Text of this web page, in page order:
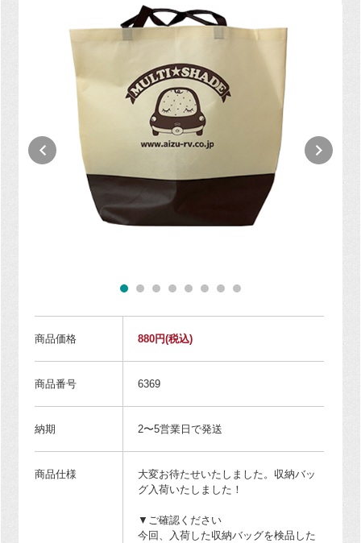
商品価格 880円(税込)
商品番号 6369
納期 2〜5営業日で発送
商品仕様
大変お待たせいたしました。収納バッ
グ入荷いたしました！
▼ご確認ください
今回、入荷した収納バッグを検品した